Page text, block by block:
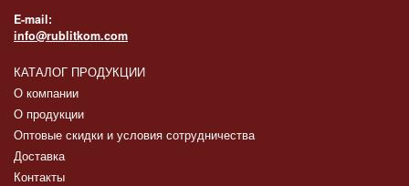
E-mail:
info@rublitkom.com
КАТАЛОГ ПРОДУКЦИИ
О компании
О продукции
Оптовые скидки и условия сотрудничества
Доставка
Контакты